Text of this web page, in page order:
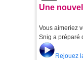
Une
Vous aimeriez
Snig a préparé
Rejouez